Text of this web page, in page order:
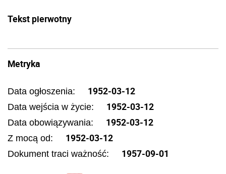
Tekst pierwotny
Metryka
Data ogłoszenia: 1952-03-12
Data wejścia w życie: 1952-03-12
Data obowiązywania: 1952-03-12
Z mocą od: 1952-03-12
Dokument traci ważność: 1957-09-01